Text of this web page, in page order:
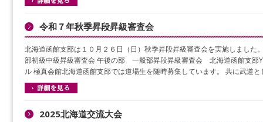
令和７年秋季昇段昇級審査会
北海道函館支部は１０月２６日（日）秋季昇段昇級審査会を実施しまし
部初級中級昇級審査会 午後の部 一般部昇段昇級審査会 北海道函館支部
ル 極真会館北海道函館支部では道場生を随時募集しています。 共に武道
2025北海道交流大会